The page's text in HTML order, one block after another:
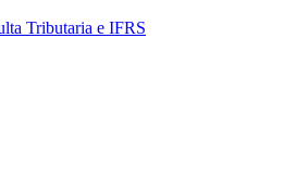
Tributaria e IFRS